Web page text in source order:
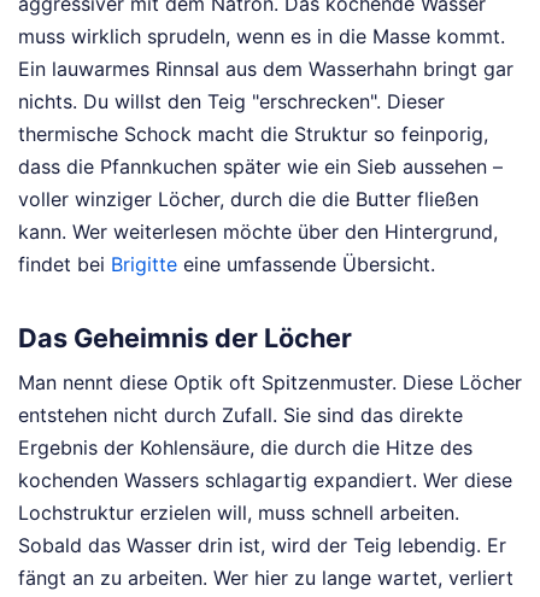
muss wirklich sprudeln, wenn es in die Masse kommt.
Ein lauwarmes Rinnsal aus dem Wasserhahn bringt gar
nichts. Du willst den Teig "erschrecken". Dieser
thermische Schock macht die Struktur so feinporig,
dass die Pfannkuchen später wie ein Sieb aussehen –
voller winziger Löcher, durch die die Butter fließen
kann. Wer weiterlesen möchte über den Hintergrund,
findet bei Brigitte eine umfassende Übersicht.
Das Geheimnis der Löcher
Man nennt diese Optik oft Spitzenmuster. Diese Löcher
entstehen nicht durch Zufall. Sie sind das direkte
Ergebnis der Kohlensäure, die durch die Hitze des
kochenden Wassers schlagartig expandiert. Wer diese
Lochstruktur erzielen will, muss schnell arbeiten.
Sobald das Wasser drin ist, wird der Teig lebendig. Er
fängt an zu arbeiten. Wer hier zu lange wartet, verliert